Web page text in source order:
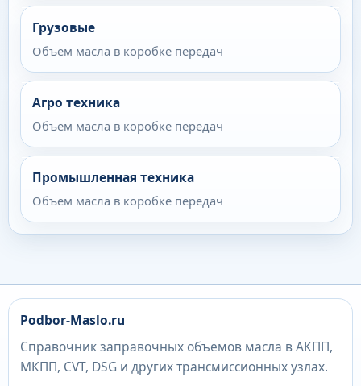
Грузовые
Объем масла в коробке передач
Агро техника
Объем масла в коробке передач
Промышленная техника
Объем масла в коробке передач
Podbor-Maslo.ru
Справочник заправочных объемов масла в АКПП,
МКПП, CVT, DSG и других трансмиссионных узлах.